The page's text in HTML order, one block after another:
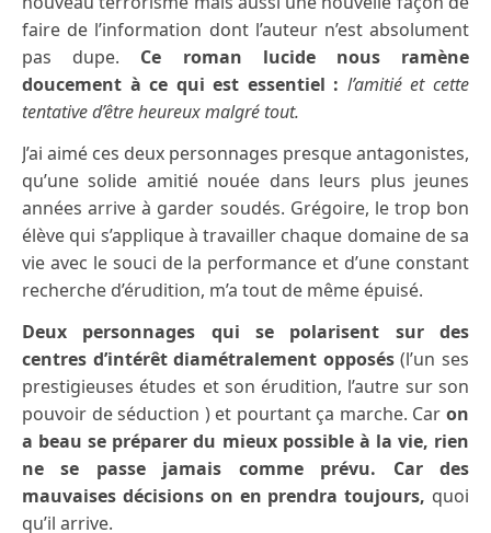
faire de l’information dont l’auteur n’est absolument
pas dupe. Ce roman lucide nous ramène
doucement à ce qui est essentiel : l’amitié et cette
tentative d’être heureux malgré tout.
J’ai aimé ces deux personnages presque antagonistes,
qu’une solide amitié nouée dans leurs plus jeunes
années arrive à garder soudés. Grégoire, le trop bon
élève qui s’applique à travailler chaque domaine de sa
vie avec le souci de la performance et d’une constant
recherche d’érudition, m’a tout de même épuisé.
Deux personnages qui se polarisent sur des
centres d’intérêt diamétralement opposés(l’un ses
prestigieuses études et son érudition, l’autre sur son
pouvoir de séduction ) et pourtant ça marche. Car on
a beau se préparer du mieux possible à la vie, rien
ne se passe jamais comme prévu.
Car des
mauvaises décisions on en prendra toujours, quoi
qu’il arrive.